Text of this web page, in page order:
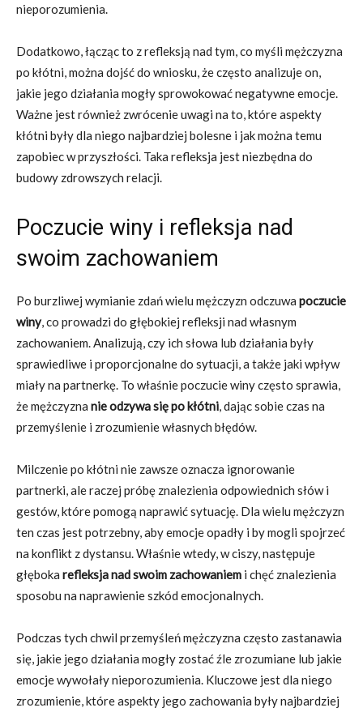
nieporozumienia.
Dodatkowo, łącząc to z refleksją nad tym, co myśli mężczyzna
po kłótni, można dojść do wniosku, że często analizuje on,
jakie jego działania mogły sprowokować negatywne emocje.
Ważne jest również zwrócenie uwagi na to, które aspekty
kłótni były dla niego najbardziej bolesne i jak można temu
zapobiec w przyszłości. Taka refleksja jest niezbędna do
budowy zdrowszych relacji.
Poczucie winy i refleksja nad
swoim zachowaniem
Po burzliwej wymianie zdań wielu mężczyzn odczuwa poczucie
winy, co prowadzi do głębokiej refleksji nad własnym
zachowaniem. Analizują, czy ich słowa lub działania były
sprawiedliwe i proporcjonalne do sytuacji, a także jaki wpływ
miały na partnerkę. To właśnie poczucie winy często sprawia,
że mężczyzna nie odzywa się po kłótni, dając sobie czas na
przemyślenie i zrozumienie własnych błędów.
Milczenie po kłótni nie zawsze oznacza ignorowanie
partnerki, ale raczej próbę znalezienia odpowiednich słów i
gestów, które pomogą naprawić sytuację. Dla wielu mężczyzn
ten czas jest potrzebny, aby emocje opadły i by mogli spojrzeć
na konflikt z dystansu. Właśnie wtedy, w ciszy, następuje
głęboka refleksja nad swoim zachowaniem i chęć znalezienia
sposobu na naprawienie szkód emocjonalnych.
Podczas tych chwil przemyśleń mężczyzna często zastanawia
się, jakie jego działania mogły zostać źle zrozumiane lub jakie
emocje wywołały nieporozumienia. Kluczowe jest dla niego
zrozumienie, które aspekty jego zachowania były najbardziej